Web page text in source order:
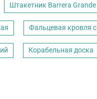
Штакетник Barrera
Фальцевая кровля
Корабельная доска